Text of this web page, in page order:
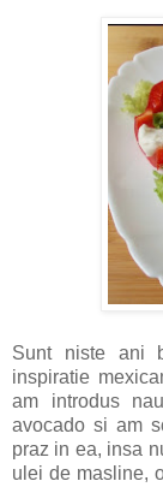
Sunt niste ani
inspiratie
am introdus
avocado si am
praz in ea, insa
ulei de masline,